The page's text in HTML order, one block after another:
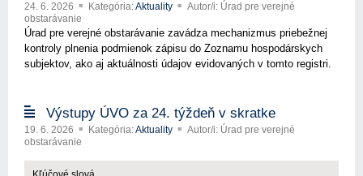
24. 6. 2026 Kategória:Aktuality
Autor/i: Úrad pre verejné
obstarávanie
Úrad pre verejné obstarávanie zavádza mechanizmus priebežnej
kontroly plnenia podmienok zápisu do Zoznamu hospodárskych
subjektov, ako aj aktuálnosti údajov evidovaných v tomto registri.
Výstupy ÚVO za 24. týždeň v skratke
19. 6. 2026 Kategória:Aktuality
Autor/i: Úrad pre verejné
obstarávanie